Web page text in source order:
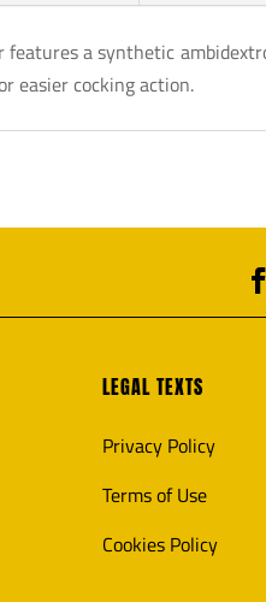
features a synthetic
easier cocking action.
LEGAL TEXTS
Privacy Policy
Terms of Use
Cookies Policy